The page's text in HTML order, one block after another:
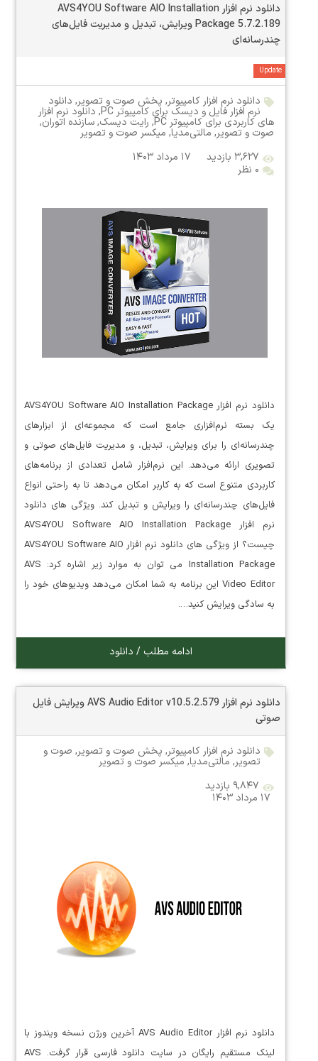
دانلود نرم افزار AVS4YOU Software AIO Installation
Package 5.7.2.189 ویرایش، تبدیل و مدیریت فایل‌های
چندرسانه‌ای
Update
دانلود نرم افزار کامپیوتر, پخش صوت و تصویر, دانلود
نرم افزار فایل و دیسک برای کامپیوتر PC , دانلود نرم افزار
های کاربردی برای کامپیوتر PC , رایت دیسک,سازنده اتوران,
صوت و تصویر, مالتی‌مدیا, میکسر صوت و تصویر
۳,۶۲۷ بازدید
۱۷ مرداد ۱۴۰۳
۰ نظر
دانلود نرم افزار AVS4YOU Software AIO Installation Package
یک بسته نرم‌افزاری جامع است که مجموعه‌ای از ابزارهای
چندرسانه‌ای را برای ویرایش، تبدیل، و مدیریت فایل‌های صوتی و
تصویری ارائه می‌دهد. این نرم‌افزار شامل تعدادی از برنامه‌های
کاربردی متنوع است که به کاربر امکان می‌دهد تا به راحتی انواع
فایل‌های چندرسانه‌ای را ویرایش و تبدیل کند. ویژگی های دانلود
نرم افزار AVS4YOU Software AIO Installation Package
چیست؟ از ویژگی های دانلود نرم افزار AVS4YOU Software AIO
Installation Package می توان به موارد زیر اشاره کرد: AVS
Video Editor این برنامه به شما امکان می‌دهد ویدیوهای خود را
به سادگی ویرایش کنید….
ادامه مطلب / دانلود
دانلود نرم افزار AVS Audio Editor v10.5.2.579 ویرایش فایل
صوتی
دانلود نرم افزار کامپیوتر, پخش صوت و تصویر, صوت و
تصویر, مالتی‌مدیا, میکسر صوت و تصویر
۹,۸۴۷ بازدید
۱۷ مرداد ۱۴۰۳
دانلود نرم افزار AVS Audio Editor آخرین ورژن نسخه ویندوز با
لینک مستقیم رایگان در سایت دانلود فارسی قرار گرفت. AVS